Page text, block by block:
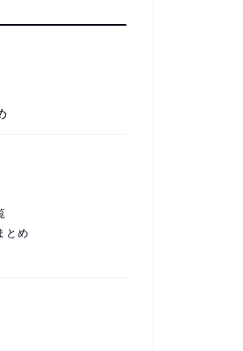
とめ